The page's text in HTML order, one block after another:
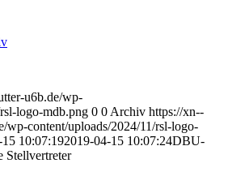
u6b.de/wp-
logo-mdb.png 0 0 Archiv https://xn--
wp-content/uploads/2024/11/rsl-logo-
10:07:192019-04-15 10:07:24DBU-
Stellvertreter